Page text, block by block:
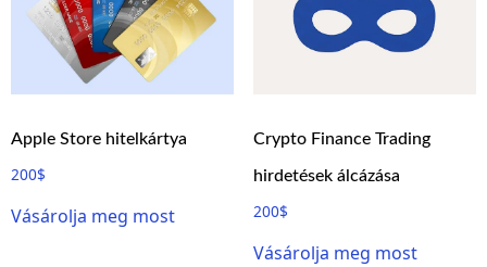
Apple Store hitelkártya
200$
Vásárolja meg most
Crypto Finance Trading
hirdetések álcázása
200$
Vásárolja meg most